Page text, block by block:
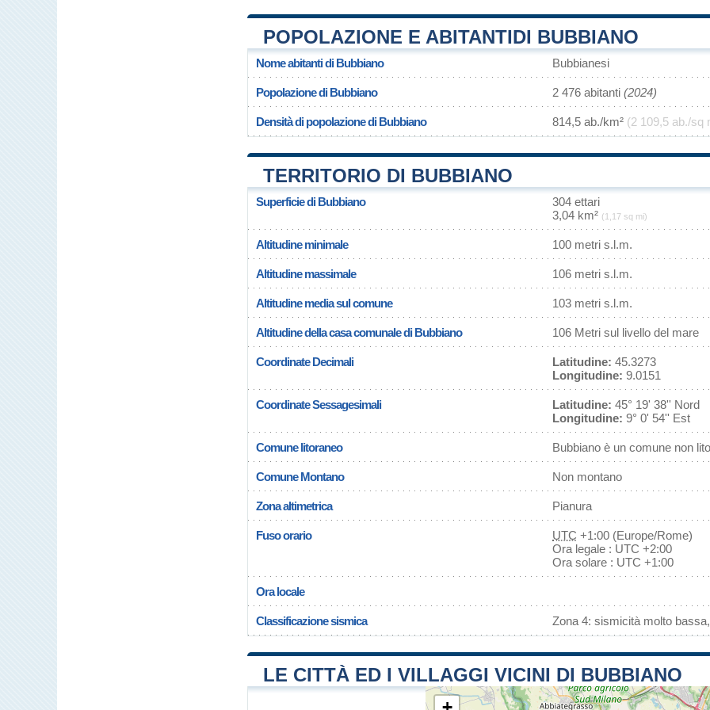
POPOLAZIONE E ABITANTIDI BUBBIANO
Nome abitanti di Bubbiano Bubbianesi
Popolazione di Bubbiano 2 476 abitanti (2024)
Densità di popolazione di Bubbiano 814,5 ab./km² (2 109,5 ab./sq
TERRITORIO DI BUBBIANO
Superficie di Bubbiano
304 ettari
3,04 km² (1,17 sq mi)
Altitudine minimale 100 metri s.l.m.
Altitudine massimale 106 metri s.l.m.
Altitudine media sul comune 103 metri s.l.m.
Altitudine della casa comunale di Bubbiano 106 Metri sul livello del mare
Coordinate Decimali Latitudine: 45.3273
Longitudine: 9.0151
Coordinate Sessagesimali Latitudine: 45° 19' 38'' Nord
Longitudine: 9° 0' 54'' Est
Comune litoraneo Bubbiano è un comune non
Comune Montano Non montano
Zona altimetrica Pianura
Fuso orario UTC +1:00 (Europe/Rome)
Ora legale : UTC +2:00
Ora solare : UTC +1:00
Ora locale
Classificazione sismica Zona 4: sismicità molto
LE CITTÀ ED I VILLAGGI VICINI DI BUBBIANO